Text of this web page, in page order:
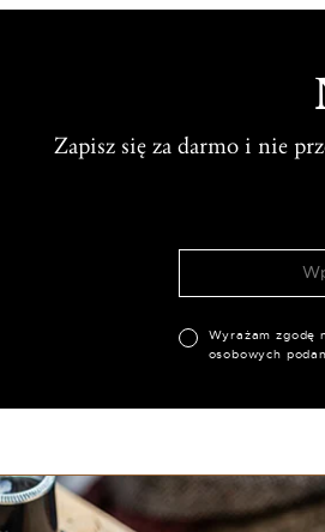
Zapisz się za darmo i nie
Wyrażam zgodę
osobowych